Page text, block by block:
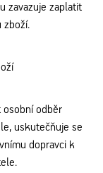
zavazuje zaplatit
zboží.
odběr
uskutečňuje se
dopravci k